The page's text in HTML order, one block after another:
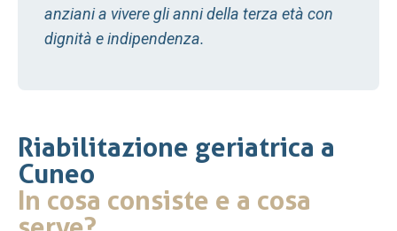
anziani a vivere gli anni della terza età con
dignità e indipendenza.
Riabilitazione geriatrica a
Cuneo
In cosa consiste e a cosa